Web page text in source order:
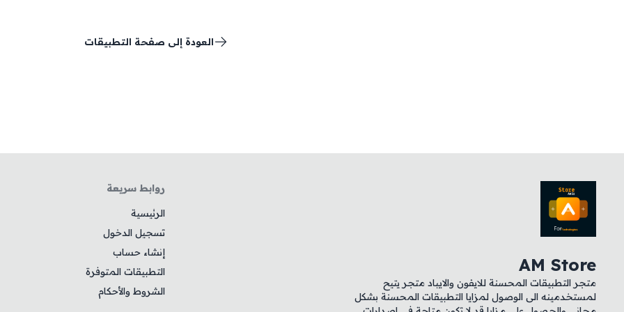
العودة إلى صفحة التطبيقات
AM Store
متجر التطبيقات المحسنة للايفون والايباد متجر يتيح
لمستخدمينه الى الوصول لمزايا التطبيقات المحسنة بشكل
روابط سريعة
الرئيسية
تسجيل الدخول
إنشاء حساب
التطبيقات المتوفرة
الشروط والأحكام